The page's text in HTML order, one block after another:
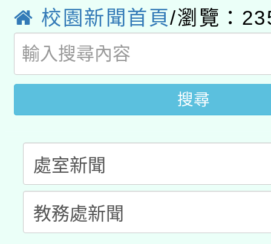
業技術研究院辦理「
用水績優單位及節水達
115年8月22日(星期六
桃園市孔廟祈福系列
開 智慧啟航」
2026年桃園地景藝術
校園新聞首頁/瀏覽：
搜尋